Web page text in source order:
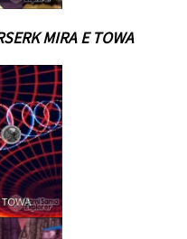
MIRA E TOWA